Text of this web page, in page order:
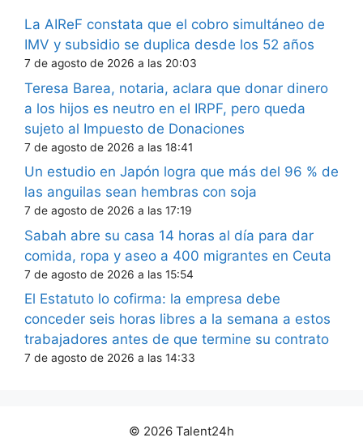
La AIReF constata que el cobro simultáneo de
IMV y subsidio se duplica desde los 52 años
7 de agosto de 2026 a las 20:03
Teresa Barea, notaria, aclara que donar dinero
a los hijos es neutro en el IRPF, pero queda
sujeto al Impuesto de Donaciones
7 de agosto de 2026 a las 18:41
Un estudio en Japón logra que más del 96 % de
las anguilas sean hembras con soja
7 de agosto de 2026 a las 17:19
Sabah abre su casa 14 horas al día para dar
comida, ropa y aseo a 400 migrantes en Ceuta
7 de agosto de 2026 a las 15:54
El Estatuto lo cofirma: la empresa debe
conceder seis horas libres a la semana a estos
trabajadores antes de que termine su contrato
7 de agosto de 2026 a las 14:33
© 2026 Talent24h